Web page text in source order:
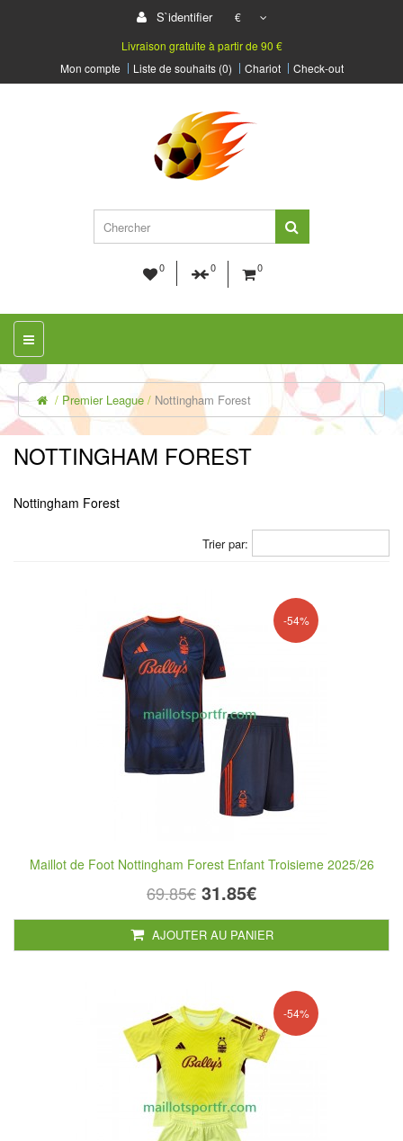
S`identifier
€
Livraison gratuite à partir de 90 €
Mon compte
Liste de souhaits (0) Chariot Check-out
0 0 0
Premier League Nottingham Forest
NOTTINGHAM FOREST
Nottingham Forest
Trier par:
-54%
Maillot de Foot Nottingham Forest Enfant Troisieme 2025/26
69.85€ 31.85€
AJOUTER AU PANIER
-54%